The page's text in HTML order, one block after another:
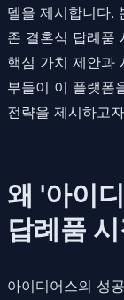
델을 제시합니다.
존 결혼식 답례품
핵심 가치 제안과
부들이 이 플랫폼
전략을 제시하고
왜 '아이
답례품
아이디어스의 성